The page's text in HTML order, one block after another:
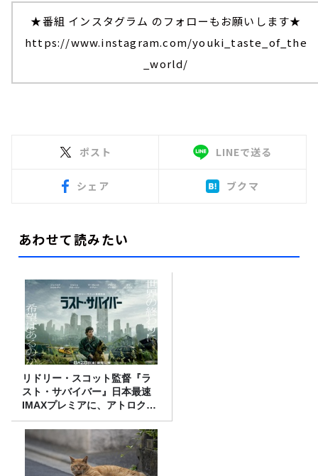
★番組 インスタグラム のフォローもお願いします★
https://www.instagram.com/youki_taste_of_the
_world/
ポスト LINEで送る
シェア ブクマ
あわせて読みたい
リドリー・スコット監督『ラ
スト・サバイバー』日本最速
IMAXプレミアに、アトロクリ
スナー60名をご招待！